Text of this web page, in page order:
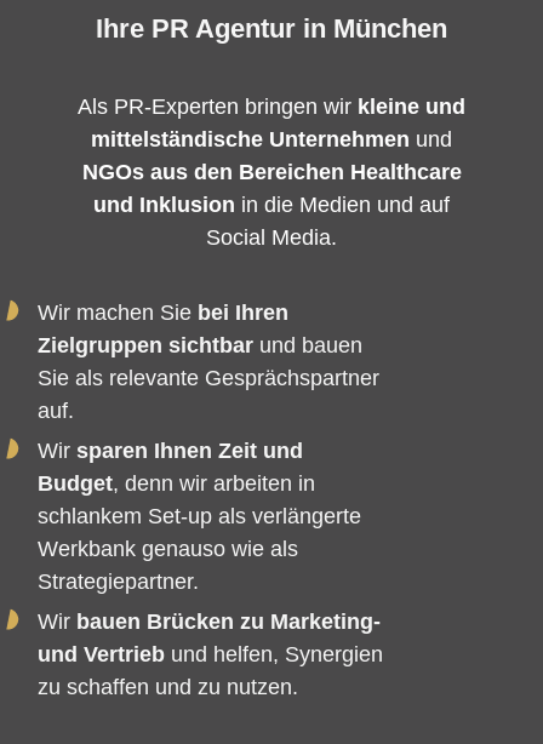
Ihre PR Agentur in München
Als PR-Experten bringen wir kleine und
mittelständische Unternehmen und
NGOs aus den Bereichen Healthcare
und Inklusion in die Medien und auf
Social Media.
Wir machen Sie bei Ihren
Zielgruppen sichtbar und bauen
Sie als relevante Gesprächspartner
auf.
Wirsparen Ihnen Zeit und
Budget, denn wir arbeiten in
schlankem Set-up als verlängerte
Werkbank genauso wie als
Strategiepartner.
Wir bauen Brücken zu Marketing-
und Vertrieb und helfen, Synergien
zu schaffen und zu nutzen.